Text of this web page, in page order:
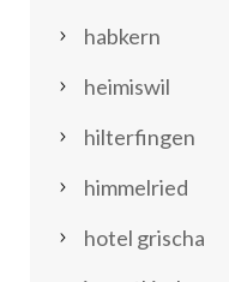
habkern
heimiswil
hilterfingen
himmelried
hotel grischa